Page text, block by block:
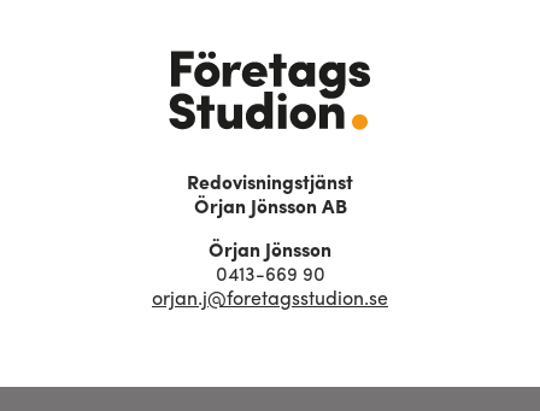
Redovisningstjänst
Örjan Jönsson AB
Örjan Jönsson
0413-669 90
orjan.j@foretagsstudion.se